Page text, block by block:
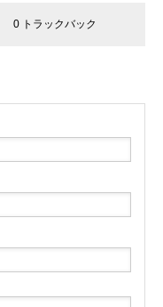
0 トラックバック